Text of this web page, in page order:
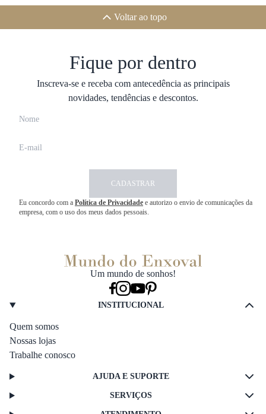
Voltar ao topo
Fique por dentro
Inscreva-se e receba com antecedência as principais
novidades, tendências e descontos.
CADASTRAR
Eu concordo com a Política de Privacidade e autorizo o envio de comunicações da
empresa, com o uso dos meus dados pessoais.
Um mundo de sonhos!
INSTITUCIONAL
Quem somos
Nossas lojas
Trabalhe conosco
AJUDA E SUPORTE
SERVIÇOS